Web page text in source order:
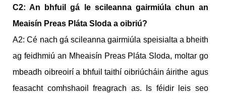
C2: An bhfuil gá le scileanna gairmiúla chun an
Meaisín Preas Pláta Sloda a oibriú?
A2: Cé nach gá scileanna gairmiúla speisialta a bheith
ag feidhmiú an Mheaisín Preas Pláta Sloda, moltar go
mbeadh oibreoirí a bhfuil taithí oibriúcháin áirithe agus
feasacht comhshaoil freagrach as. Is féidir leis seo